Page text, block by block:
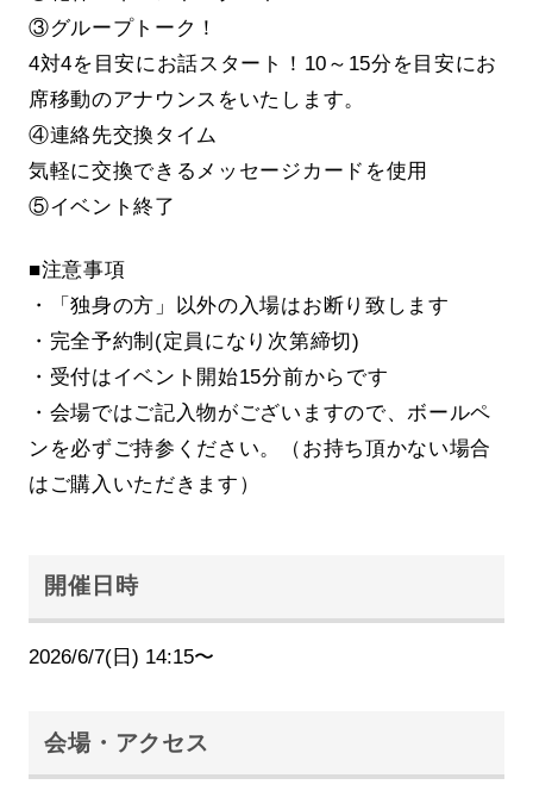
③グループトーク！
4対4を目安にお話スタート！10～15分を目安にお
席移動のアナウンスをいたします。
④連絡先交換タイム
気軽に交換できるメッセージカードを使用
⑤イベント終了
■注意事項
・「独身の方」以外の入場はお断り致します
・完全予約制(定員になり次第締切)
・受付はイベント開始15分前からです
・会場ではご記入物がございますので、ボールペ
ンを必ずご持参ください。（お持ち頂かない場合
はご購入いただきます）
開催日時
2026/6/7(日) 14:15〜
会場・アクセス